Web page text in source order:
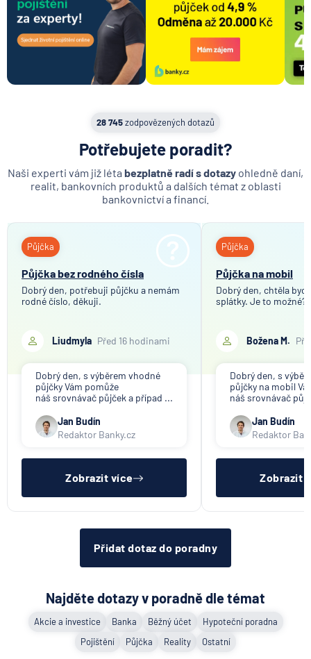
28 745zodpovězených dotazů
Potřebujete poradit?
Naši experti vám již léta bezplatně radí s dotazy ohledně daní,
realit, bankovních produktů a dalších témat z oblasti
bankovnictví a financí.
Půjčka
Půjčka bez rodného čísla
Dobrý den, potřebuji půjčku a nemám
rodné číslo, děkuji.
Liudmyla Před 16 hodinami
Dobrý den, s výběrem vhodné
půjčky Vám pomůže
náš srovnávač půjček a případ ...
Jan Budín
Redaktor Banky.cz
Zobrazit více
Půjčka
Půjčka na mobil
Dobrý den, chtěla
splátky. Je to možné?
Božena M.
Dobrý den, s
půjčky na mobil
náš srovnávač
Jan Budín
Redaktor
Zobrazit
Přidat dotaz do poradny
Najděte dotazy v poradně dle témat
Akcie a investice Banka Běžný účet
Hypoteční poradna
Pojištění
Půjčka Reality Ostatní